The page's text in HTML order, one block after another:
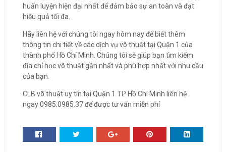
huấn luyện hiện đại nhất để đảm bảo sự an toàn và đạt
hiệu quả tối đa.
Hãy liên hệ với chúng tôi ngay hôm nay để biết thêm
thông tin chi tiết về các dịch vụ võ thuật tại Quận 1 của
thành phố Hồ Chí Minh. Chúng tôi sẽ giúp bạn tìm kiếm
địa chỉ học võ thuật gần nhất và phù hợp nhất với nhu cầu
của bạn.
CLB võ thuật uy tín tại Quận 1 TP Hồ Chí Minh liên hệ
ngay 0985.0985.37 để được tư vấn miễn phí